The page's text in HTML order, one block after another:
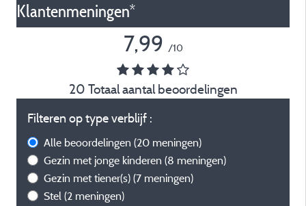
Klantenmeningen*
7,99 /10
20 Totaal aantal beoordelingen
Filteren op type verblijf :
Alle beoordelingen (20 meningen)
Gezin met jonge kinderen (8 meningen)
Gezin met tiener(s) (7 meningen)
Stel (2 meningen)